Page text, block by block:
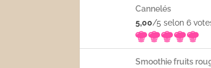
Cannelés
5,00/5 selon 6